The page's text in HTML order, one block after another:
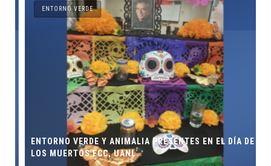
ENTORNO VERDE
ENTORNO VERDE Y ANIMALIA PRESENTES EN EL DÍA DE
LOS MUERTOS FCC, UANL.